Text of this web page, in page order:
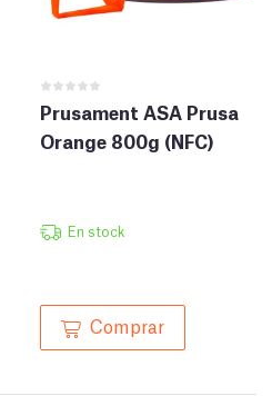
Prusament ASA Prusa
Orange 800g (NFC)
En stock
Comprar